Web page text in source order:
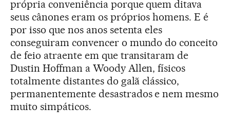
própria conveniência porque quem ditava
seus cânones eram os próprios homens. E é
por isso que nos anos setenta eles
conseguiram convencer o mundo do conceito
de feio atraente em que transitaram de
Dustin Hoffman a Woody Allen, físicos
totalmente distantes do galã clássico,
permanentemente desastrados e nem mesmo
muito simpáticos.